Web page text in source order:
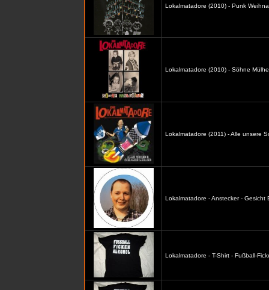
Lokalmatadore (2010) - Punk
Lokalmatadore (2010) - Söhne
Lokalmatadore (2011) - Alle unsere
Lokalmatadore - Anstecker - Gesicht
Lokalmatadore - T-Shirt - Fußball-